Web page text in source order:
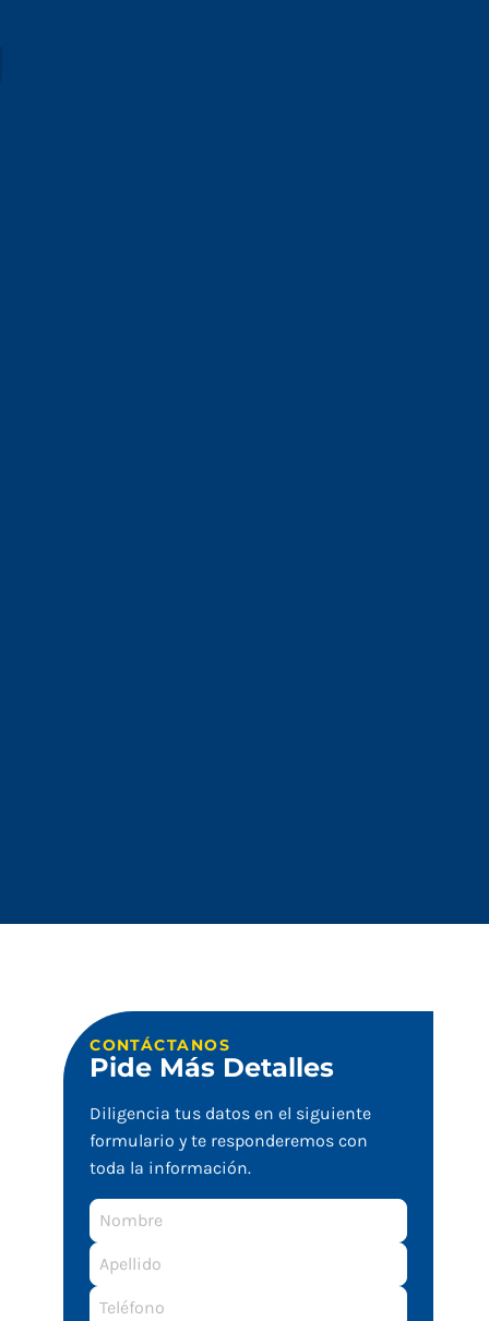
CONTÁCTANOS
Pide Más Detalles
Diligencia tus datos en el siguiente
formulario y te responderemos con
toda la información.
Nombre
Apellido